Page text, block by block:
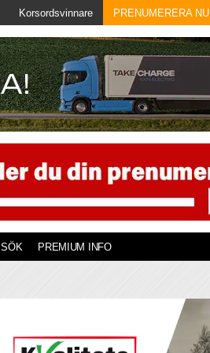
Korsordsvinnare PRENUMERERA NU
SÖK PREMIUM INFO